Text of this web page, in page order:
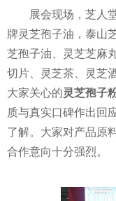
展会现场，芝人
牌灵芝孢子油，泰山
芝孢子油、灵芝芝麻
切片、灵芝茶、灵芝
大家关心的灵芝孢子
质与真实口碑作出回
了解。大家对产品原
合作意向十分强烈。